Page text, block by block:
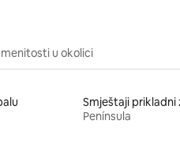
u okolici
Smještaji prikladni
Península